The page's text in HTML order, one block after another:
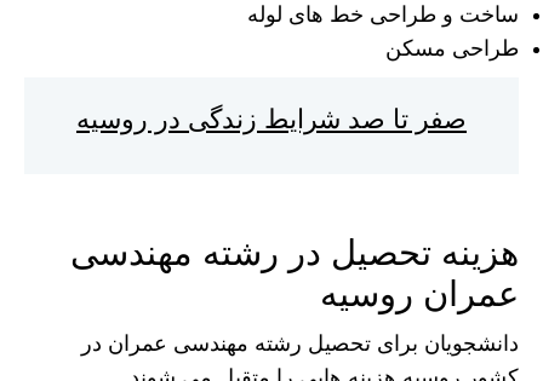
ساخت و طراحی خط های لوله
طراحی مسکن
صفر تا صد شرایط زندگی در روسیه
هزینه تحصیل در رشته مهندسی
عمران روسیه
دانشجویان برای تحصیل رشته مهندسی عمران در